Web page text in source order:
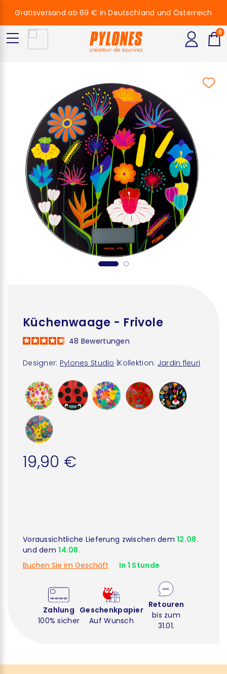
Küchenwaage - Frivole
Designer: Pylones Studio Kollektion: Jardin fleuri
48 Bewertungen
19,90 €
Voraussichtliche Lieferung zwischen dem12.08.
und dem14.08.
Buchen Sie im Geschäft
In 1 Stunde
Zahlung
100% sicher
Geschenkpapier
Auf Wunsch
Retouren
bis zum
31.01.
Gratisversand ab 69 € in Deutschland und Österreich
0